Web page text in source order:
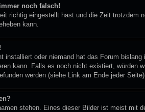
noch falsch!
richtig eingestellt hast und die Zeit trotzdem
kann.
installiert oder niemand hat das Forum
kann. Falls es noch nicht existiert, würden
werden (siehe Link am Ende jeder
stehen. Eines dieser Bilder ist meist mit